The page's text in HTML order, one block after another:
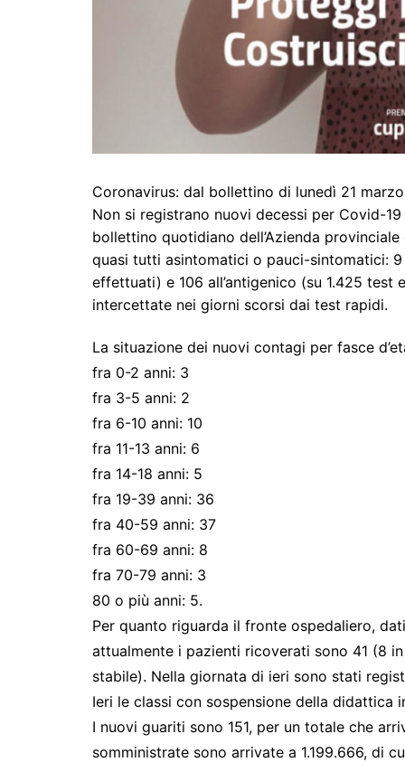
Coronavirus: dal bollettino di lunedì 21
Non si registrano nuovi decessi per Covid-
bollettino quotidiano dell’Azienda
quasi tutti asintomatici o pauci-sintomatici:
effettuati) e 106 all’antigenico (su 1.425
intercettate nei giorni scorsi dai test rapidi.
La situazione dei nuovi contagi per fasce
fra 0-2 anni: 3
fra 3-5 anni: 2
fra 6-10 anni: 10
fra 11-13 anni: 6
fra 14-18 anni: 5
fra 19-39 anni: 36
fra 40-59 anni: 37
fra 60-69 anni: 8
fra 70-79 anni: 3
80 o più anni: 5.
Per quanto riguarda il fronte ospedaliero,
attualmente i pazienti ricoverati sono 41 (8
stabile). Nella giornata di ieri sono stati
Ieri le classi con sospensione della didattica
I nuovi guariti sono 151, per un totale che
somministrate sono arrivate a 1.199.666, di